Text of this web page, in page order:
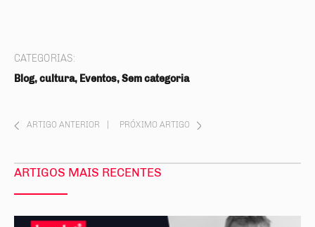
CATEGORIAS:
Blog, cultura, Eventos, Sem categoria
ARTIGO ANTERIOR PRÓXIMO ARTIGO
ARTIGOS MAIS RECENTES